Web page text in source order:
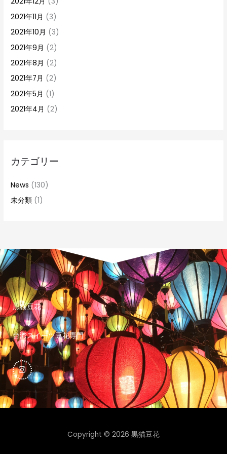
2021年11月 (3)
2021年10月 (3)
2021年9月 (2)
2021年8月 (2)
2021年7月 (2)
2021年5月 (1)
2021年4月 (2)
カテゴリー
News (130)
未分類 (1)
黒猫豆花
台湾スイーツ豆花専門
I
n
s
t
g
r
a
Copyright © 2026 黒猫豆花